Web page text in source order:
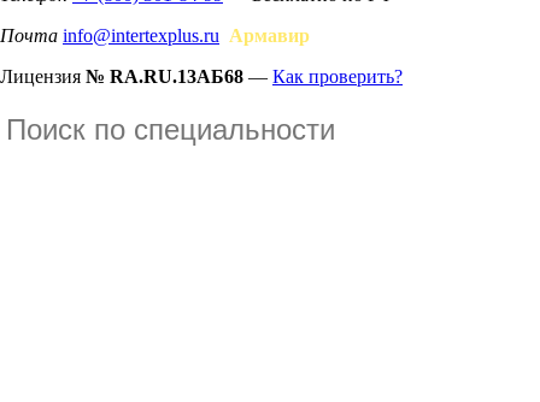
Почта info@intertexplus.ru Армавир
Лицензия № RA.RU.13АБ68 — Как проверить?